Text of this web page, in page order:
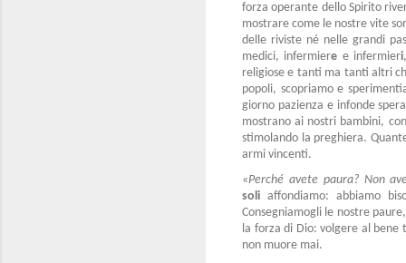
forza operante dello Spirito
mostrare come le nostre vite
delle riviste né nelle grandi
medici, infermiere e infermieri
religiose e tanti ma tanti altri
popoli, scopriamo e
giorno pazienza e infonde
mostrano ai nostri bambini,
stimolando la preghiera.
armi vincenti.
«Perché avete paura? Non
soli affondiamo: abbiamo
Consegniamogli le nostre
la forza di Dio: volgere al bene
non muore mai.